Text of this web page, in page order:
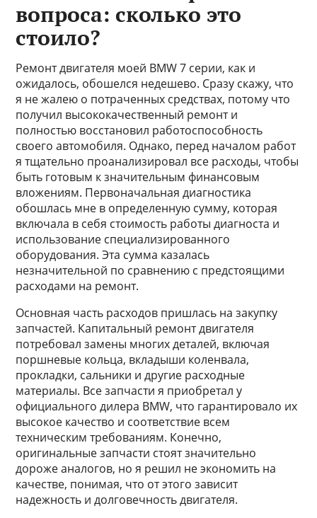
вопроса: сколько это
стоило?
Ремонт двигателя моей BMW 7 серии, как и
ожидалось, обошелся недешево. Сразу скажу, что
я не жалею о потраченных средствах, потому что
получил высококачественный ремонт и
полностью восстановил работоспособность
своего автомобиля. Однако, перед началом работ
я тщательно проанализировал все расходы, чтобы
быть готовым к значительным финансовым
вложениям. Первоначальная диагностика
обошлась мне в определенную сумму, которая
включала в себя стоимость работы диагноста и
использование специализированного
оборудования. Эта сумма казалась
незначительной по сравнению с предстоящими
расходами на ремонт.
Основная часть расходов пришлась на закупку
запчастей. Капитальный ремонт двигателя
потребовал замены многих деталей, включая
поршневые кольца, вкладыши коленвала,
прокладки, сальники и другие расходные
материалы. Все запчасти я приобретал у
официального дилера BMW, что гарантировало их
высокое качество и соответствие всем
техническим требованиям. Конечно,
оригинальные запчасти стоят значительно
дороже аналогов, но я решил не экономить на
качестве, понимая, что от этого зависит
надежность и долговечность двигателя.